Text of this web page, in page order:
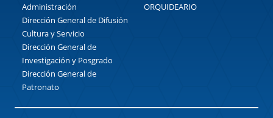
Administración
Dirección General de Difusión
Cultura y Servicio
Dirección General de
Investigación y Posgrado
Dirección General de
Patronato
ORQUIDEARIO